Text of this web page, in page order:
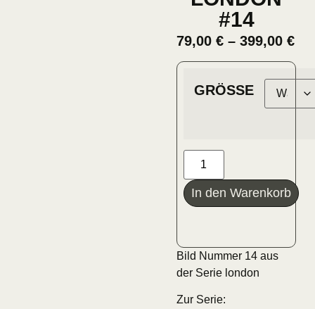
#14
79,00 €– 399,00 €
GRÖSSE
In den Warenkorb
Bild Nummer 14 aus
der Serie london
Zur Serie: